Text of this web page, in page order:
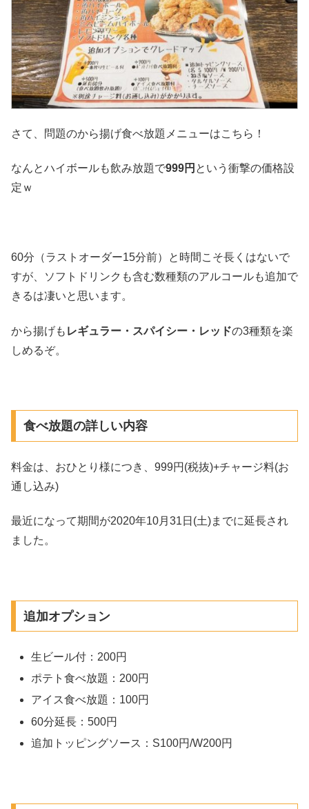
さて、問題のから揚げ食べ放題メニューはこちら！
なんとハイボールも飲み放題で999円 という衝撃の価格設
定ｗ
60分（ラストオーダー15分前）と時間こそ長くはないで
すが、ソフトドリンクも含む数種類のアルコールも追加で
きるは凄いと思います。
から揚げも レギュラー・スパイシー・レッドの3種類を楽
しめるぞ。
食べ放題の詳しい内容
料金は、おひとり様につき、999円(税抜)+チャージ料(お
通し込み)
最近になって期間が2020年10月31日(土)までに延長され
ました。
追加オプション
生ビール付：200円
ポテト食べ放題：200円
アイス食べ放題：100円
60分延長：500円
追加トッピングソース：S100円/W200円